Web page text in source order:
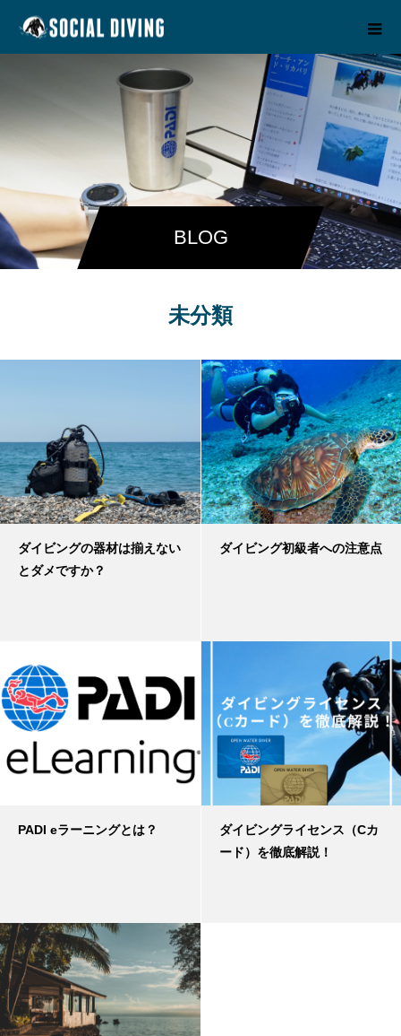
BLOG
未分類
ダイビングの器材は揃えない
とダメですか？
ダイビング初級者への注意点
PADI eラーニングとは？
ダイビングライセンス（Cカ
ード）を徹底解説！